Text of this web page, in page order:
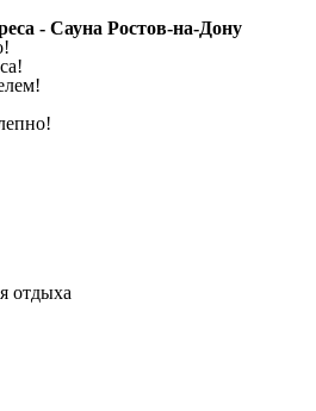
- Сауна Ростов-на-Дону
!
!
!
!
отдыха